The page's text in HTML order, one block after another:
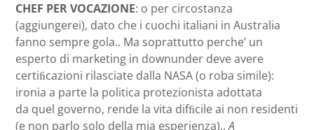
CHEF PER VOCAZIONE: o per circostanza
(aggiungerei), dato che i cuochi italiani in Australia
fanno sempre gola.. Ma soprattutto perche’ un
esperto di marketing in downunder deve avere
certiﬁcazioni rilasciate dalla NASA (o roba simile):
ironia a parte la politica protezionista adottata
da quel governo, rende la vita difﬁcile ai non residenti
(e non parlo solo della mia esperienza)..A